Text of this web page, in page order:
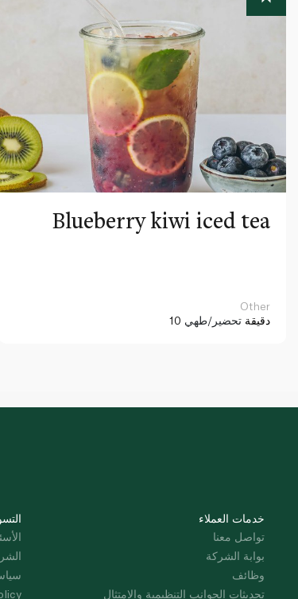
Blueberry kiwi iced tea
Other
10 دقيقة تحضير/طهي
خدمات العملاء
تواصل معنا
بوابة الشركة
وظائف
تحديثات الجوانب التنظيمية والامتثال